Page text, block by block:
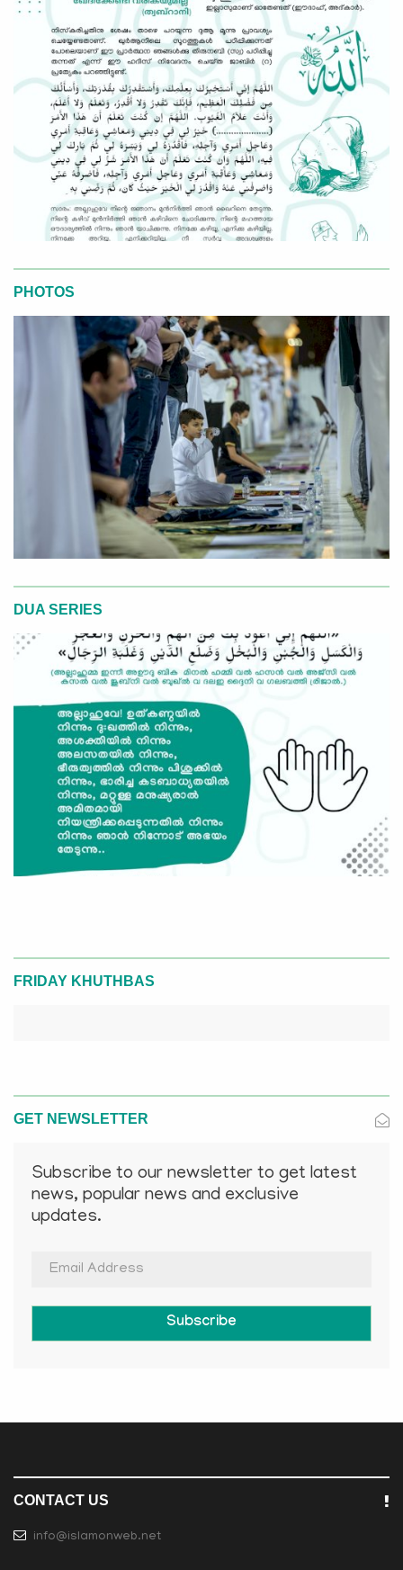
PHOTOS
DUA SERIES
FRIDAY KHUTHBAS
GET NEWSLETTER
Subscribe to our newsletter to get latest
news, popular news and exclusive
updates.
Subscribe
CONTACT US
info@islamonweb.net